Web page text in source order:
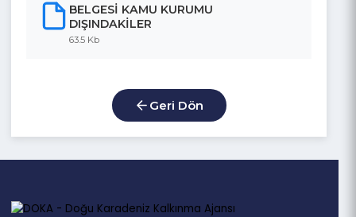
ÖRNEK-1 TEMSİL İLZAM YETKİ
BELGESİ KAMU KURUMLARI
ÖRNEK-2 TEMSİL İLZAM YETKİ
BELGESİ KAMU KURUMU
DIŞINDAKİLER
63.5 Kb